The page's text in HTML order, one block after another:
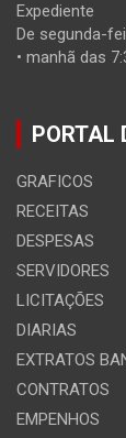
Expediente
De segunda-
• manhã das
PORTAL
GRAFICOS
RECEITAS
DESPESAS
SERVIDORES
LICITAÇÕES
DIARIAS
EXTRATOS
CONTRATOS
EMPENHOS